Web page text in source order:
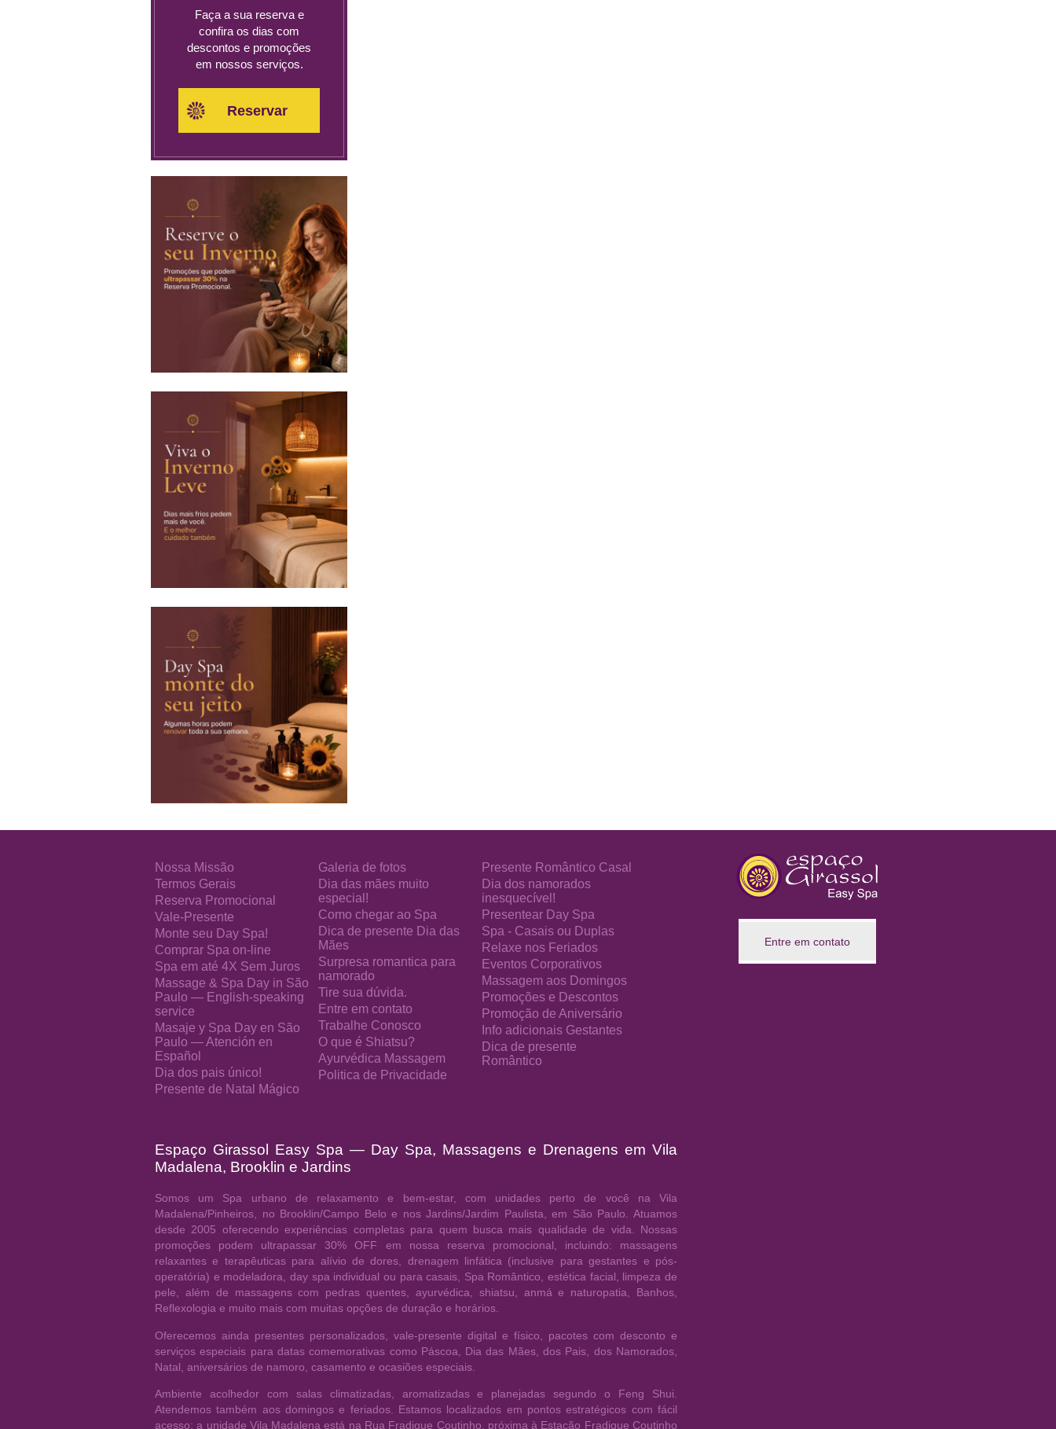
Faça a sua reserva e
confira os dias com
descontos e promoções
em nossos serviços.
Reservar
Nossa Missão
Termos Gerais
Reserva Promocional
Vale-Presente
Monte seu Day Spa!
Comprar Spa on-line
Spa em até 4X Sem Juros
Massage & Spa Day in São
Paulo — English-speaking
service
Masaje y Spa Day en São
Paulo — Atención en
Español
Dia dos pais único!
Presente de Natal Mágico
Galeria de fotos
Dia das mães muito
especial!
Como chegar ao Spa
Dica de presente Dia das
Mães
Surpresa romantica para
namorado
Tire sua dúvida.
Entre em contato
Trabalhe Conosco
O que é Shiatsu?
Ayurvédica Massagem
Politica de Privacidade
Presente Romântico Casal
Dia dos namorados
inesquecível!
Presentear Day Spa
Spa - Casais ou Duplas
Relaxe nos Feriados
Eventos Corporativos
Massagem aos Domingos
Promoções e Descontos
Promoção de Aniversário
Info adicionais Gestantes
Dica de presente
Romântico
Espaço Girassol Easy Spa — Day Spa, Massagens e Drenagens em Vila
Madalena, Brooklin e Jardins
Somos um Spa urbano de relaxamento e bem-estar, com unidades perto de você na Vila
Madalena/Pinheiros, no Brooklin/Campo Belo e nos Jardins/Jardim Paulista, em São Paulo. Atuamos
desde 2005 oferecendo experiências completas para quem busca mais qualidade de vida. Nossas
promoções podem ultrapassar 30% OFF em nossa reserva promocional, incluindo: massagens
relaxantes e terapêuticas para alívio de dores, drenagem linfática (inclusive para gestantes e pós-
operatória) e modeladora, day spa individual ou para casais, Spa Romântico, estética facial, limpeza de
pele, além de massagens com pedras quentes, ayurvédica, shiatsu, anmá e naturopatia, Banhos,
Reflexologia e muito mais com muitas opções de duração e horários.
Oferecemos ainda presentes personalizados, vale-presente digital e físico, pacotes com desconto e
serviços especiais para datas comemorativas como Páscoa, Dia das Mães, dos Pais, dos Namorados,
Natal, aniversários de namoro, casamento e ocasiões especiais.
Ambiente acolhedor com salas climatizadas, aromatizadas e planejadas segundo o Feng Shui.
Atendemos também aos domingos e feriados. Estamos localizados em pontos estratégicos com fácil
acesso: a unidade Vila Madalena está na Rua Fradique Coutinho, próxima à Estação Fradique Coutinho
Entre em contato